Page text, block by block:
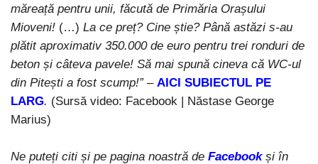
măreață pentru unii, făcută de Primăria Orașului
Mioveni! (…) La ce preț? Cine știe? Până astăzi s-au
plătit aproximativ 350.000 de euro pentru trei ronduri de
beton și câteva pavele! Să mai spună cineva că WC-ul
din Pitești a fost scump!”– AICI SUBIECTUL PE
LARG. (Sursă video: Facebook | Năstase George
Marius)
Ne puteți citi și pe pagina noastră de Facebook și în